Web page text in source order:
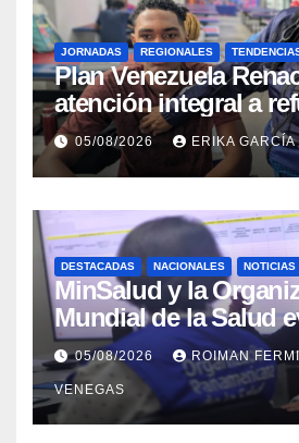
JORNADAS REGIONALES
​Plan Venezuela
atención integral a
evaluación de
Aragua
05/08/2026 ERIKA GARCÍA
DESTACADAS NACIONALES NOTICIAS
MinSalud y la
Mundial de la Salud
propuesta técnica
materia de agua
higiene ante
sísmica
05/08/2026 ROIMAN
VENEGAS